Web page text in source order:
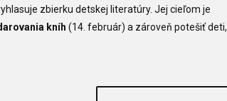
zbierku detskej literatúry. Jej cieľom je
kníh (14. február) a zároveň potešiť deti,